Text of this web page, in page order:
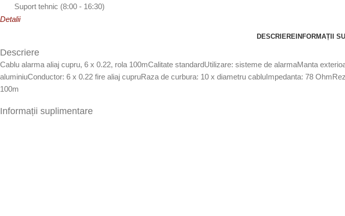
Suport tehnic (8:00 - 16:30)
Detalii
DESCRIEREINFORMAȚII
Descriere
Cablu alarma aliaj cupru, 6 x 0.22, rola 100mCalitate standardUtilizare: sisteme de alarmaManta
aluminiuConductor: 6 x 0.22 fire aliaj cupruRaza de curbura: 10 x diametru cabluImpedanta: 78
100m
Informații suplimentare